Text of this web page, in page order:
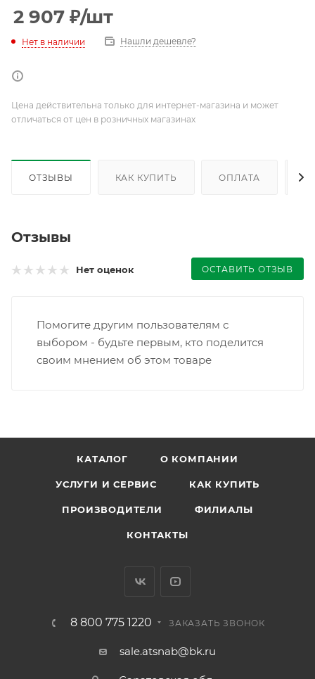
2 907 ₽/шт
Нет в наличии Нашли дешевле?
Цена действительна только для интернет-магазина и может
отличаться от цен в розничных магазинах
ОТЗЫВЫ КАК КУПИТЬ ОПЛАТА
Отзывы
Нет оценок ОСТАВИТЬ ОТЗЫВ
Помогите другим пользователям с
выбором - будьте первым, кто поделится
своим мнением об этом товаре
КАТАЛОГ О КОМПАНИИ
УСЛУГИ И СЕРВИС КАК КУПИТЬ
ПРОИЗВОДИТЕЛИ ФИЛИАЛЫ
КОНТАКТЫ
8 800 775 1220 ЗАКАЗАТЬ ЗВОНОК
sale.atsnab@bk.ru